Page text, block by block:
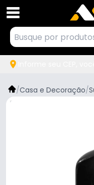
/Casa e Decoração/